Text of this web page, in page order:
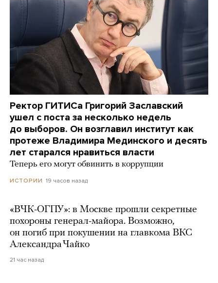
Ректор ГИТИСа Григорий Заславский
ушел с поста за несколько недель
до выборов. Он возглавил институт как
протеже Владимира Мединского и десять
лет старался нравиться власти
Теперь его могут обвинить в коррупции
ИСТОРИИ 19 часов назад
«ВЧК-ОГПУ»: в Москве прошли секретные
похороны генерал-майора. Возможно,
он погиб при покушении на главкома ВКС
Александра Чайко
21 час назад